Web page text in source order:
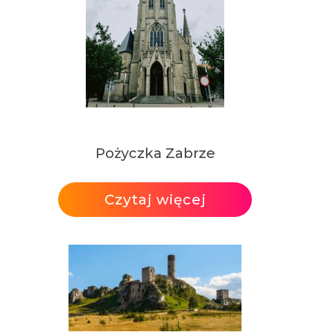
Pożyczka Zabrze
Czytaj więcej